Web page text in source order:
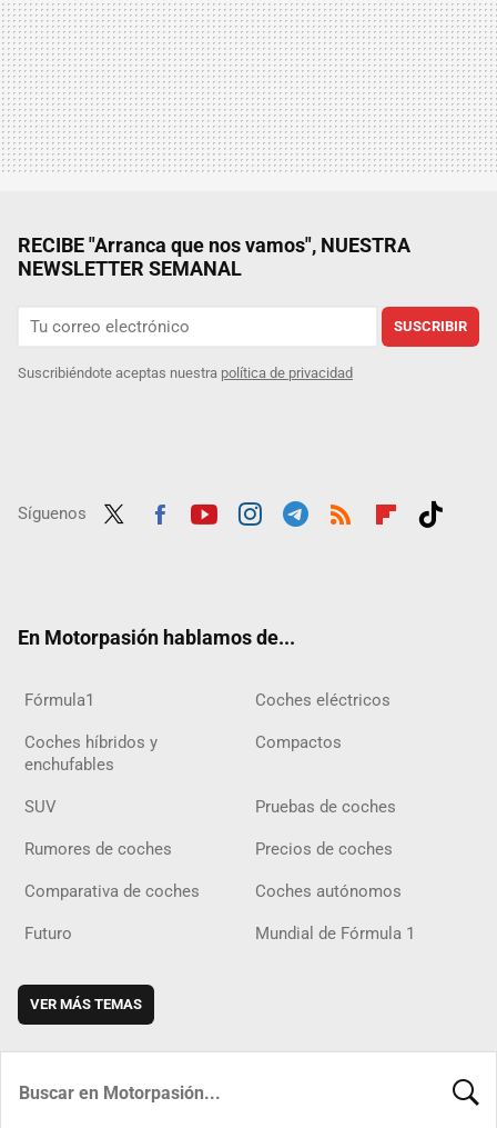
RECIBE "Arranca que nos vamos", NUESTRA
NEWSLETTER SEMANAL
SUSCRIBIR
Suscribiéndote aceptas nuestra política de privacidad
Síguenos
En Motorpasión hablamos de...
Fórmula1 Coches eléctricos
Coches híbridos y
enchufables
Compactos
SUV Pruebas de coches
Rumores de coches Precios de coches
Comparativa de coches Coches autónomos
Futuro Mundial de Fórmula 1
VER MÁS TEMAS